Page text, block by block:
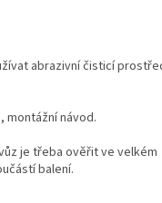
abrazivní čisticí
montážní návod.
je třeba ověřit ve velkém
balení.